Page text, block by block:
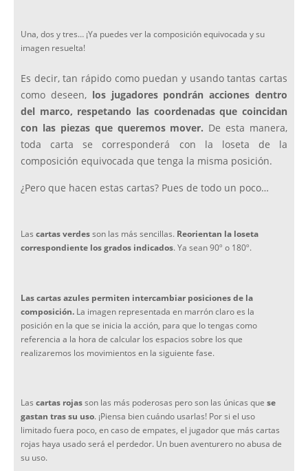
Una, dos y tres… ¡Ya puedes ver la composición equivocada y su
imagen resuelta!
Es decir, tan rápido como puedan y usando tantas cartas
como deseen,los jugadores pondrán acciones dentro
del marco, respetando las coordenadas que coincidan
con las piezas que queremos mover. De esta manera,
toda carta se corresponderá con la loseta de la
composición equivocada que tenga la misma posición.
¿Pero que hacen estas cartas? Pues de todo un poco…
Las cartas verdesson las más sencillas. Reorientan la loseta
correspondiente los grados indicados. Ya sean 90º o 180º.
Las cartas azules permiten intercambiar posiciones de la
composición. La imagen representada en marrón claro es la
posición en la que se inicia la acción, para que lo tengas como
referencia a la hora de calcular los espacios sobre los que
realizaremos los movimientos en la siguiente fase.
Las cartas rojasson las más poderosas pero son las únicas que se
gastan tras su uso. ¡Piensa bien cuándo usarlas! Por si el uso
limitado fuera poco, en caso de empates, el jugador que más cartas
rojas haya usado será el perdedor. Un buen aventurero no abusa de
su uso.